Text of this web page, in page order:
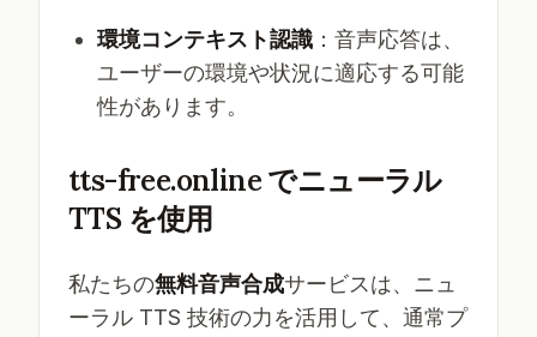
環境コンテキスト認識 ：音声応答は、
ユーザーの環境や状況に適応する可能
性があります。
tts-free.online でニューラル
TTS を使用
私たちの無料音声合成サービスは、ニュ
ーラル TTS 技術の力を活用して、通常プ